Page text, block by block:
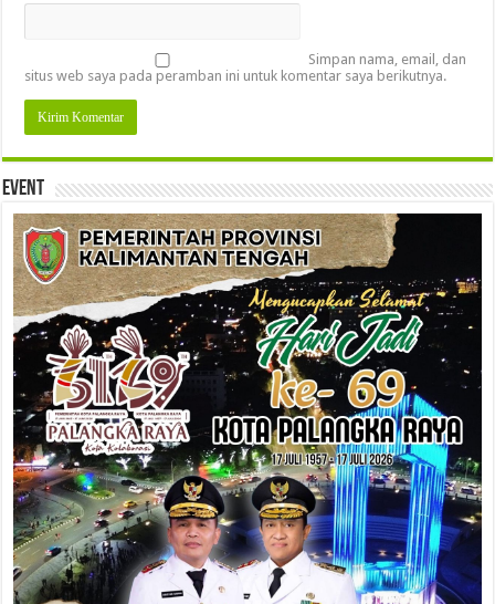
Simpan nama, email, dan
situs web saya pada peramban ini untuk komentar saya berikutnya.
Event